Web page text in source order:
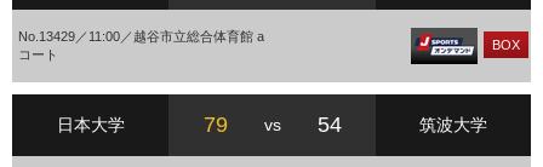
No.13429／11:00／越谷市立総合体育館 a
コート
BOX
日本大学 79 vs 54 筑波大学